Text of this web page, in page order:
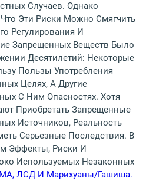
Случаев. Однако
Эти Риски Можно Смягчить
Регулирования И
Запрещенных Веществ Было
Десятилетий: Некоторые
Пользы Употребления
Целях, А Другие
С Ним Опасностях. Хотя
Приобретать Запрещенные
Источников, Реальность
Серьезные Последствия. В
Эффекты, Риски И
Используемых Незаконных
ЛСД И Марихуаны/гашиша.